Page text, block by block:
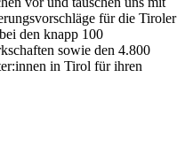
für die Tiroler
den knapp 100
sowie den 4.800
in Tirol für ihren